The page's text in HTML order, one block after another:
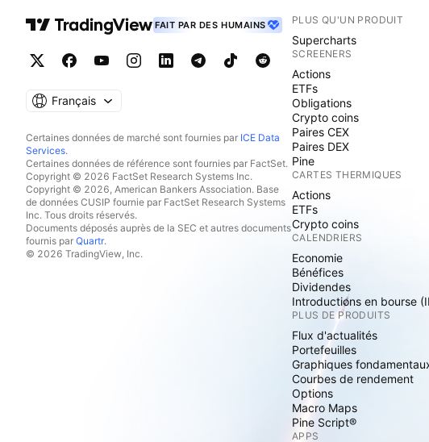
FAIT PAR DES HUMAINS
Français
Certaines données de marché sont fournies par ICE Data
Services.
Certaines données de référence sont fournies par FactSet.
Copyright © 2026 FactSet Research Systems Inc.
Copyright © 2026, American Bankers Association. Base
de données CUSIP fournie par FactSet Research Systems
Inc. Tous droits réservés.
Documents déposés auprès de la SEC et autres documents
fournis par Quartr.
© 2026 TradingView, Inc.
PLUS QU'UN PRODUIT
Supercharts
SCREENERS
Actions
ETFs
Obligations
Crypto coins
Paires CEX
Paires DEX
Pine
CARTES THERMIQUES
Actions
ETFs
Crypto coins
CALENDRIERS
Economie
Bénéfices
Dividendes
Introductions en bourse
PLUS DE PRODUITS
Flux d'actualités
Portefeuilles
Graphiques
Courbes de rendement
Options
Macro Maps
Pine Script®
APPS